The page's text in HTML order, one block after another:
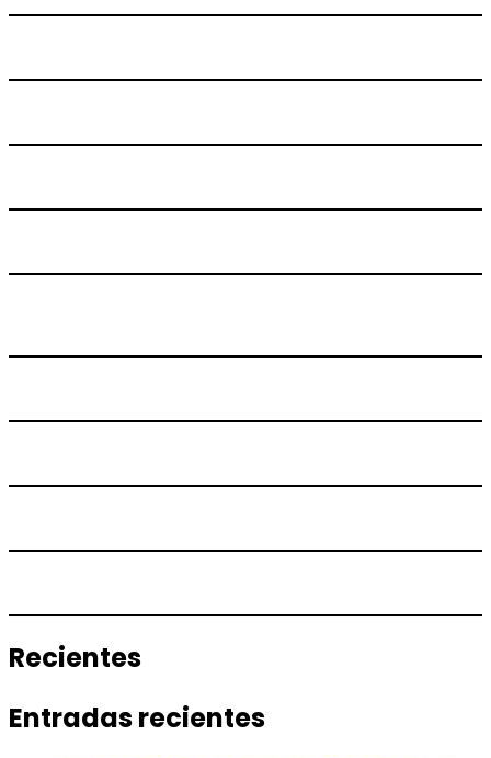
Recientes
Entradas recientes